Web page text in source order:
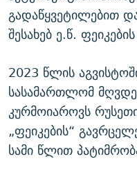
გადაწყვეტილებით
შესახებ ე.წ.
2023 წლის
სასამართლომ
კურმოიაროვს
„ფეიკების“
სამი წლით